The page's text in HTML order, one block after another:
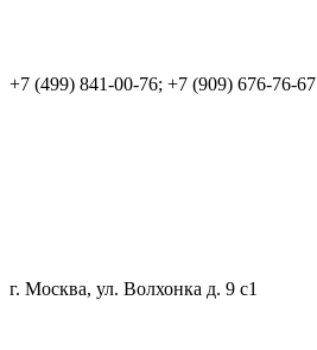
+7 (499) 841-00-76; +7 (909) 676-76-67
г. Москва, ул. Волхонка д. 9 с1